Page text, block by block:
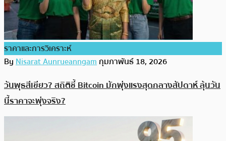
ราคาและการวิเคราะห์
ByNisarat Aunrueanngamกุมภาพันธ์ 18, 2026
วันพุธสีเขียว? สถิติชี้ Bitcoin มักพุ่งแรงสุดกลางสัปดาห์ ลุ้นวัน
นี้ราคาจะพุ่งจริง?